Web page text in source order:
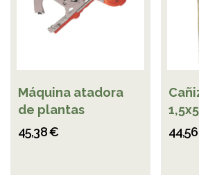
Máquina atadora
de plantas
45,38 €